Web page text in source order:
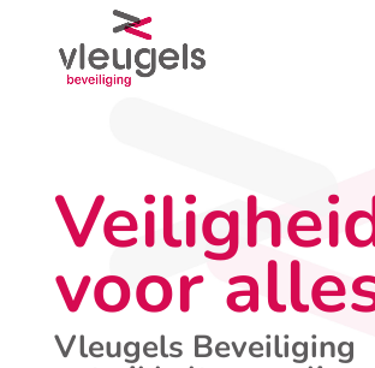
voor
Vleugels Beveiliging